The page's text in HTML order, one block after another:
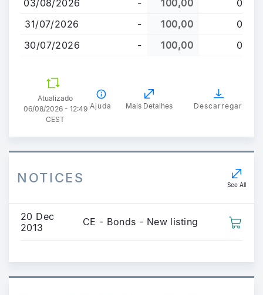
03/08/2026
- 100,00
0
31/07/2026
- 100,00
0
30/07/2026
- 100,00 0
Atualizado
06/08/2026 - 12:49
CEST
Ajuda Mais Detalhes Descarregar
NOTICES See All
20 Dec
2013
CE - Bonds - New listing